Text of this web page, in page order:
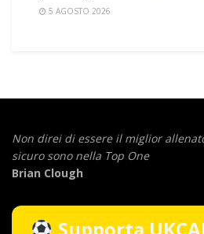
5 AGOSTO 2026
Non direi di essere il miglior
sicuro sono nella Top One
Brian Clough